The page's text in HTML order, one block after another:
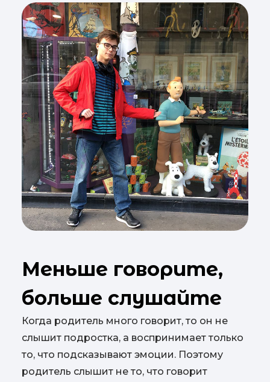
Меньше говорите,
больше слушайте
Когда родитель много говорит, то он не
слышит подростка, а воспринимает только
то, что подсказывают эмоции. Поэтому
родитель слышит не то, что говорит